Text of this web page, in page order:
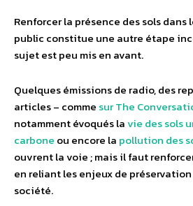
Renforcer la présence des sols dans
public constitue une autre étape
sujet est peu mis en avant.
Quelques émissions de radio, des
articles – comme sur The
notamment évoqués lavie des sols
carbone ou encore la pollution des
ouvrent la voie ; mais il faut
en reliant les enjeux de préservation
société.